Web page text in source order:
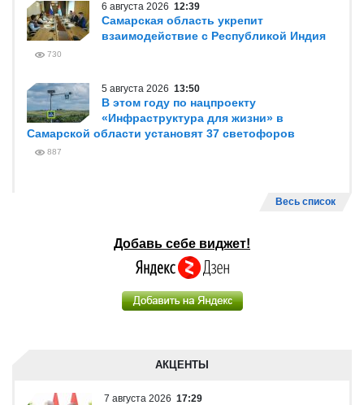
6 августа 2026 12:39
Самарская область укрепит
взаимодействие с Республикой Индия
730
5 августа 2026 13:50
В этом году по нацпроекту
«Инфраструктура для жизни» в
Самарской области установят 37 светофоров
887
Весь список
Добавь себе виджет!
АКЦЕНТЫ
7 августа 2026 17:29